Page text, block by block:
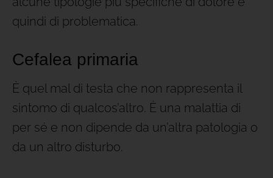
quindi di problematica.
Cefalea primaria
È quel mal di testa che non rappresenta il
sintomo di qualcos’altro. È una malattia di
per sé e non dipende da un’altra patologia o
da un altro disturbo.